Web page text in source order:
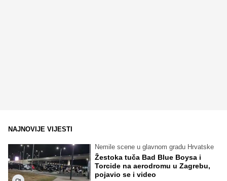
NAJNOVIJE VIJESTI
Nemile scene u glavnom gradu Hrvatske
Žestoka tuča Bad Blue Boysa i
Torcide na aerodromu u Zagrebu,
pojavio se i video